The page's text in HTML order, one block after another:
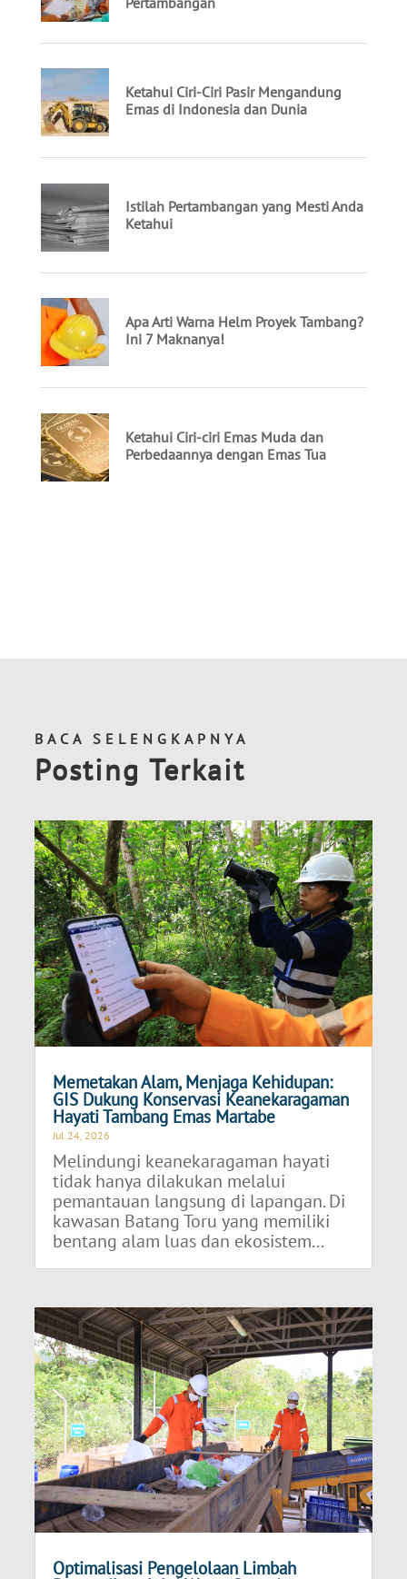
BACA SELENGKAPNYA
Posting Terkait
Memetakan Alam, Menjaga Kehidupan:
GIS Dukung Konservasi Keanekaragaman
Hayati Tambang Emas Martabe
Jul 24, 2026
Melindungi keanekaragaman hayati
tidak hanya dilakukan melalui
pemantauan langsung di lapangan. Di
kawasan Batang Toru yang memiliki
bentang alam luas dan ekosistem...
Optimalisasi Pengelolaan Limbah